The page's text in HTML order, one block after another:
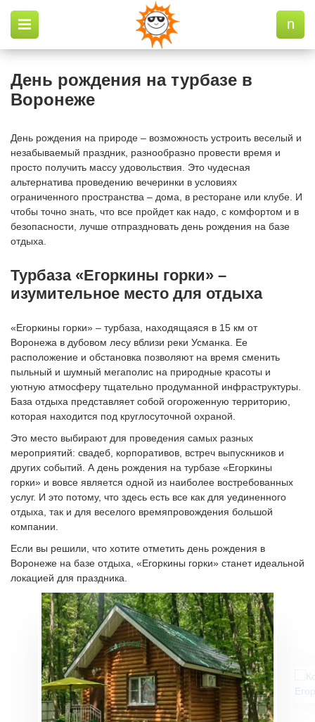
n
День рождения на турбазе в
Воронеже
День рождения на природе – возможность устроить веселый и
незабываемый праздник, разнообразно провести время и
просто получить массу удовольствия. Это чудесная
альтернатива проведению вечеринки в условиях
ограниченного пространства – дома, в ресторане или клубе. И
чтобы точно знать, что все пройдет как надо, с комфортом и в
безопасности, лучше отпраздновать день рождения на базе
отдыха.
Турбаза «Егоркины горки» –
изумительное место для отдыха
«Егоркины горки» – турбаза, находящаяся в 15 км от
Воронежа в дубовом лесу вблизи реки Усманка. Ее
расположение и обстановка позволяют на время сменить
пыльный и шумный мегаполис на природные красоты и
уютную атмосферу тщательно продуманной инфраструктуры.
База отдыха представляет собой огороженную территорию,
которая находится под круглосуточной охраной.
Это место выбирают для проведения самых разных
мероприятий: свадеб, корпоративов, встреч выпускников и
других событий. А день рождения на турбазе «Егоркины
горки» и вовсе является одной из наиболее востребованных
услуг. И это потому, что здесь есть все как для уединенного
отдыха, так и для веселого времяпровождения большой
компании.
Если вы решили, что хотите отметить день рождения в
Воронеже на базе отдыха, «Егоркины горки» станет идеальной
локацией для праздника.